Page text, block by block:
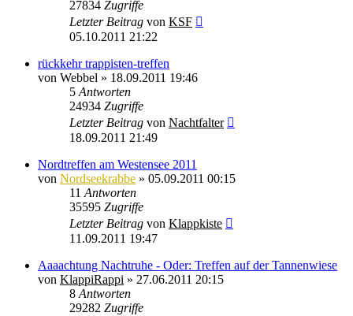
27834 Zugriffe
Letzter Beitrag von KSF
05.10.2011 21:22
rückkehr trappisten-treffen
von Webbel » 18.09.2011 19:46
5 Antworten
24934 Zugriffe
Letzter Beitrag von Nachtfalter
18.09.2011 21:49
Nordtreffen am Westensee 2011
von Nordseekrabbe » 05.09.2011 00:15
11 Antworten
35595 Zugriffe
Letzter Beitrag von Klappkiste
11.09.2011 19:47
Aaaachtung Nachtruhe - Oder: Treffen auf der Tannenwiese
von KlappiRappi » 27.06.2011 20:15
8 Antworten
29282 Zugriffe